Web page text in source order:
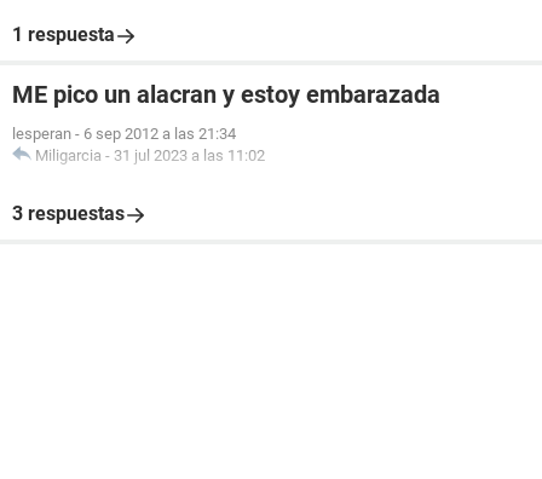
1 respuesta
ME pico un alacran y estoy embarazada
lesperan - 6 sep 2012 a las 21:34
Miligarcia - 31 jul 2023 a las 11:02
3 respuestas